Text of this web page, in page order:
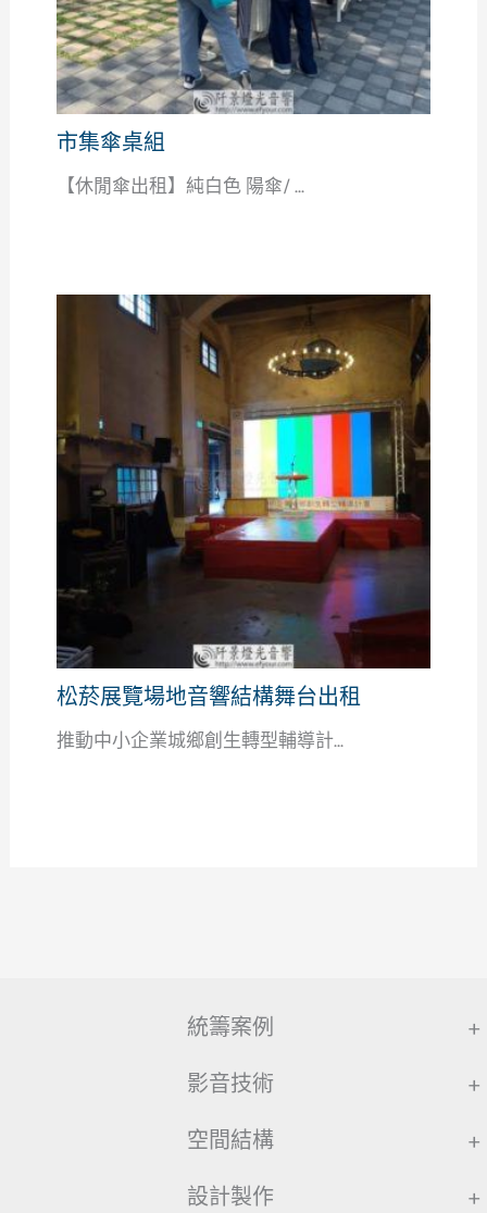
市集傘桌組
【休閒傘出租】純白色 陽傘/ ...
松菸展覽場地音響結構舞台出租
推動中小企業城鄉創生轉型輔導計...
統籌案例 +
影音技術 +
空間結構 +
設計製作 +